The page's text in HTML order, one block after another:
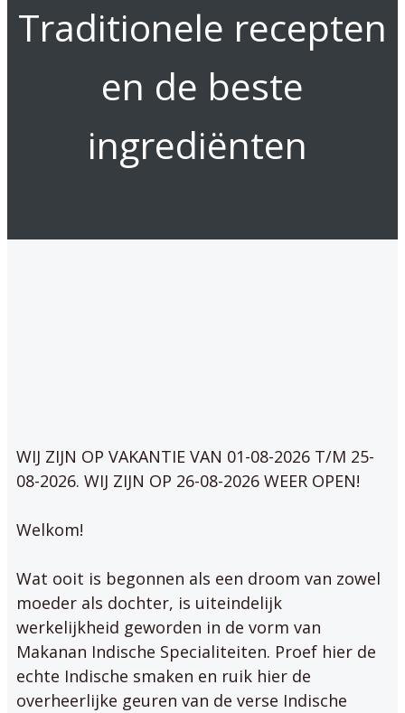
Traditionele recepten
en de beste
ingrediënten
WIJ ZIJN OP VAKANTIE VAN 01-08-2026 T/M 25-
08-2026. WIJ ZIJN OP 26-08-2026 WEER OPEN!
Welkom!
Wat ooit is begonnen als een droom van zowel
moeder als dochter, is uiteindelijk
werkelijkheid geworden in de vorm van
Makanan Indische Specialiteiten. Proef hier de
echte Indische smaken en ruik hier de
overheerlijke geuren van de verse Indische